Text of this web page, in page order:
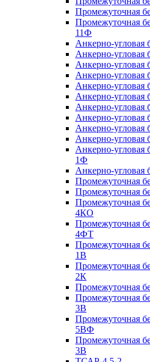
Промежуточная
Промежуточная
11Ф
Анкерно-угловая
Анкерно-угловая
Анкерно-угловая
Анкерно-угловая
Анкерно-угловая
Анкерно-угловая
Анкерно-угловая
Анкерно-угловая
Анкерно-угловая
Анкерно-угловая
Анкерно-угловая
1Ф
Анкерно-угловая
Промежуточная
Промежуточная
Промежуточная
4КО
Промежуточная
4ФТ
Промежуточная
1В
Промежуточная
2К
Промежуточная
Промежуточная
3В
Промежуточная
5ВФ
Промежуточная
3В